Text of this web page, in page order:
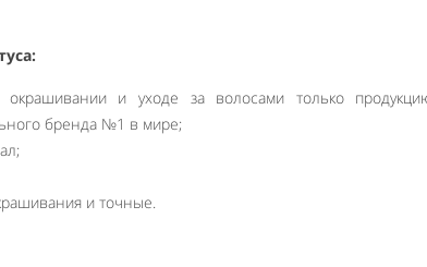
окрашивании и уходе за волосами только
бренда №1 в мире;
и точные.